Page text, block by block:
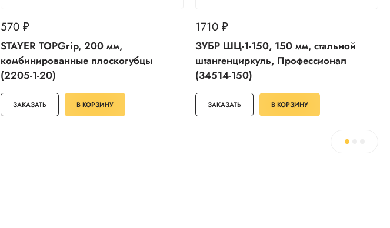
570 ₽
STAYER TOPGrip, 200 мм,
комбинированные плоскогубцы
(2205-1-20)
ЗАКАЗАТЬ В КОРЗИНУ
1710 ₽
ЗУБР ШЦ-1-150, 150 мм, стальной
штангенциркуль, Профессионал
(34514-150)
ЗАКАЗАТЬ В КОРЗИНУ